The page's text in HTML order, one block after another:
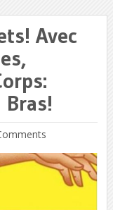
Avec
Bras!